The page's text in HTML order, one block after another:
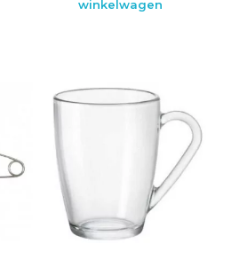
winkelwagen